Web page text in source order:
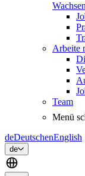
Arbeite
Team
Menü
deDeutschenEnglish
de